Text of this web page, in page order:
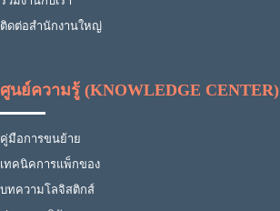
ติดต่อสำนักงานใหญ่
ศูนย์ความรู้ (KNOWLEDGE CENTER)
คู่มือการขนย้าย
เทคนิคการแพ็กของ
บทความโลจิสติกส์